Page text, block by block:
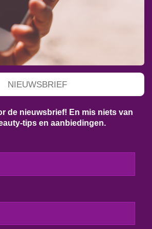
NIEUWSBRIEF
de nieuwsbrief! En mis niets van
tips en aanbiedingen.